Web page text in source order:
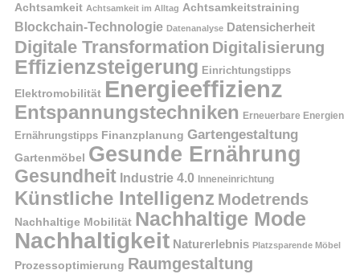
Achtsamkeit Achtsamkeit im Alltag Achtsamkeitstraining
Blockchain-Technologie Datenanalyse Datensicherheit
Digitale Transformation Digitalisierung
Effizienzsteigerung Einrichtungstipps
Elektromobilität Energieeffizienz
Entspannungstechniken Erneuerbare Energien
Ernährungstipps Finanzplanung Gartengestaltung
Gartenmöbel Gesunde Ernährung
Gesundheit Industrie 4.0 Inneneinrichtung
Künstliche Intelligenz Modetrends
Nachhaltige Mobilität Nachhaltige Mode
Nachhaltigkeit Naturerlebnis Platzsparende Möbel
Prozessoptimierung Raumgestaltung